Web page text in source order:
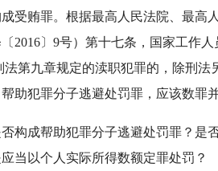
受贿罪。根据最高人民法院、最高
2016〕9号）第十七条，国家工作人
第九章规定的渎职犯罪的，除刑法
助犯罪分子逃避处罚罪，应该数罪并
成帮助犯罪分子逃避处罚罪？是
当以个人实际所得数额定罪处罚？